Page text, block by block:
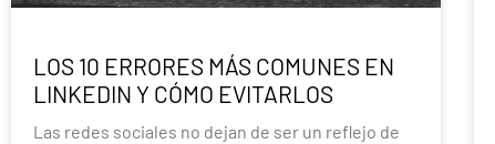
LOS 10 ERRORES MÁS COMUNES EN
LINKEDIN Y CÓMO EVITARLOS
Las redes sociales no dejan de ser un reflejo de